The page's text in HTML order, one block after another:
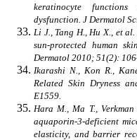
keratinocyte
dysfunction. J Dermatol
Li J., Tang H., Hu X., et
sun-protected human
Dermatol 2010; 51(2):
Ikarashi N., Kon R.,
Related Skin Dryness
E1559.
Hara M., Ma T.,
aquaporin-3-deficient
elasticity, and barrier